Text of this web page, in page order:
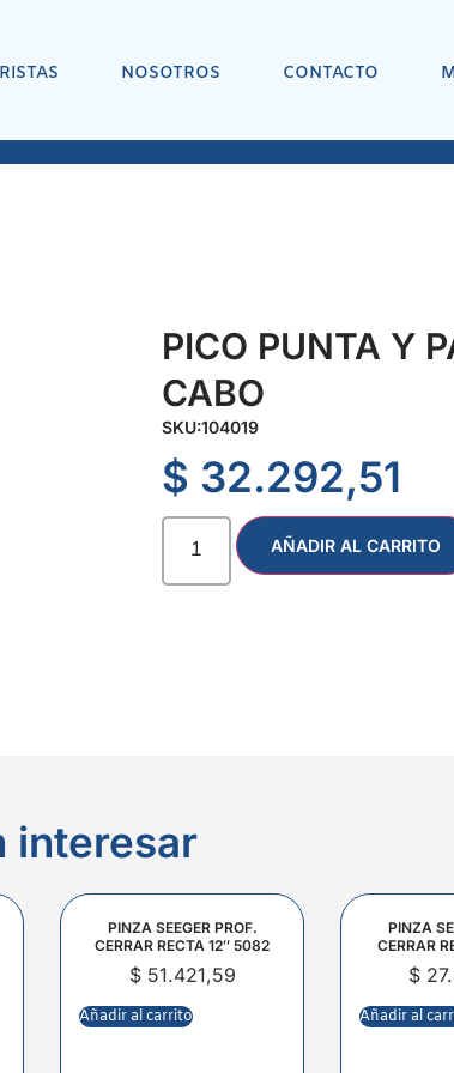
NOSOTROS CONTACTO
PICO PUNTA Y
CABO
SKU:104019
$ 32.292,51
AÑADIR AL CARRITO
interesar
PINZA SEEGER PROF.
CERRAR RECTA 12″ 5082
$51.421,59
Añadir al carrito
PINZA
CERRAR
$
Añadir al